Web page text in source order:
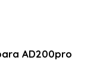
AD200pro